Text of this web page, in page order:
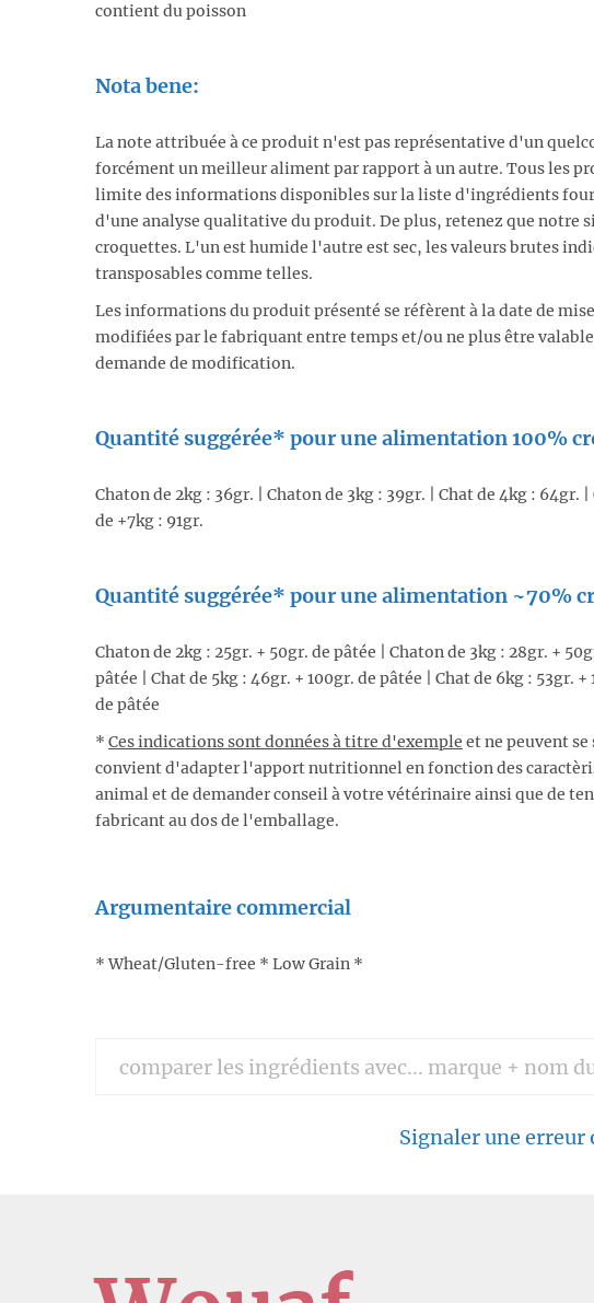
contient du poisson
Nota bene:
La note attribuée à ce produit n'est pas représentative d'un
forcément un meilleur aliment par rapport à un autre. Tous les
limite des informations disponibles sur la liste d'ingrédients
d'une analyse qualitative du produit. De plus, retenez que notre
croquettes. L'un est humide l'autre est sec, les valeurs brutes
transposables comme telles.
Les informations du produit présenté se réfèrent à la date de
modifiées par le fabriquant entre temps et/ou ne plus être
demande de modification.
Quantité suggérée* pour une alimentation 100%
Chaton de 2kg : 36gr. | Chaton de 3kg : 39gr. | Chat de 4kg : 64gr.
de +7kg : 91gr.
Quantité suggérée* pour une alimentation ~70%
Chaton de 2kg : 25gr. + 50gr. de pâtée | Chaton de 3kg : 28gr. +
pâtée | Chat de 5kg : 46gr. + 100gr. de pâtée | Chat de 6kg : 53gr.
de pâtée
* Ces indications sont données à titre d'exemple et ne peuvent
convient d'adapter l'apport nutritionnel en fonction des
animal et de demander conseil à votre vétérinaire ainsi que de
fabricant au dos de l'emballage.
Argumentaire commercial
* Wheat/Gluten-free * Low Grain *
Signaler une